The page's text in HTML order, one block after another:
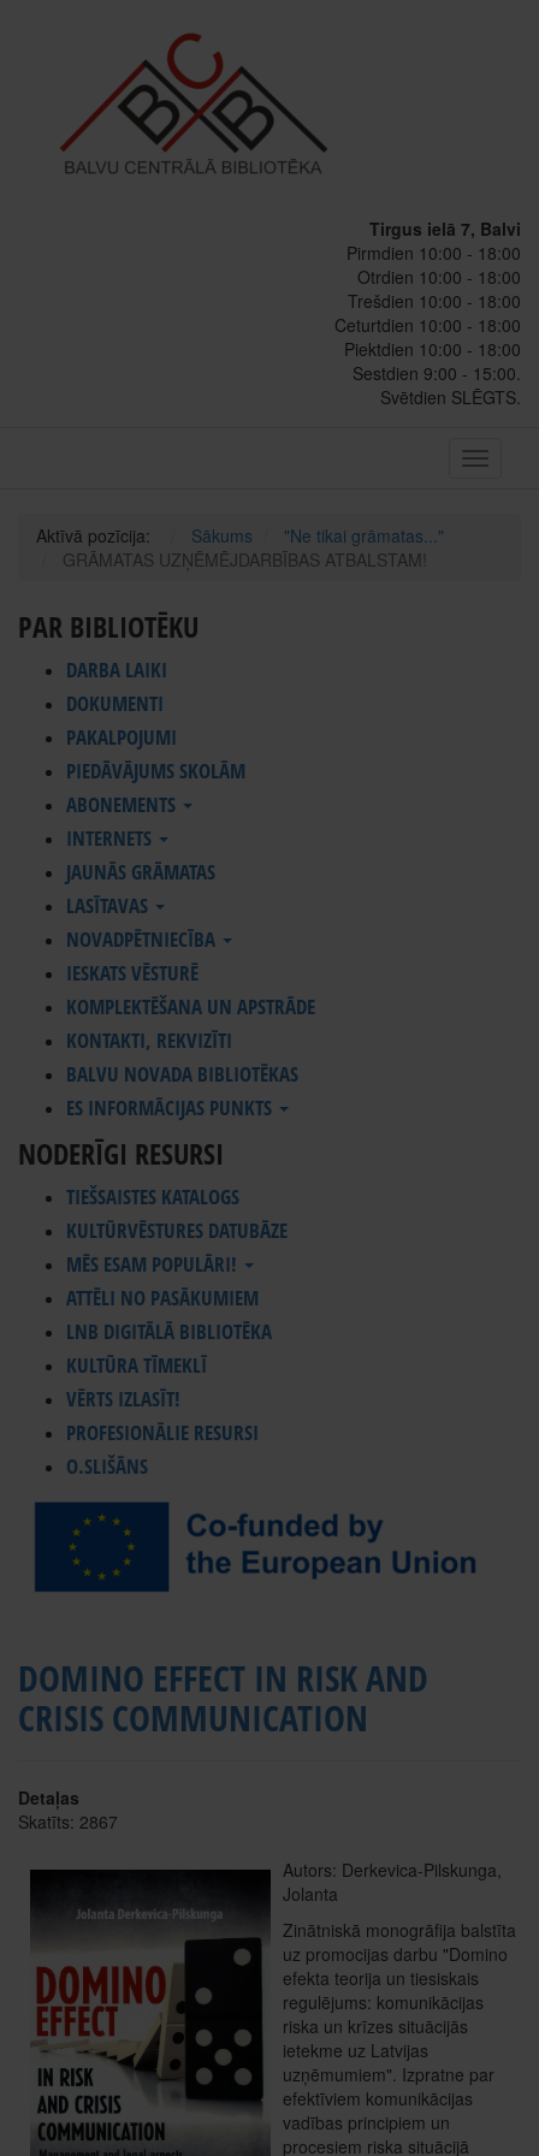
Tirgus ielā 7, Balvi
Pirmdien 10:00 - 18:00
Otrdien 10:00 - 18:00
Trešdien 10:00 - 18:00
Ceturtdien 10:00 - 18:00
Piektdien 10:00 - 18:00
Sestdien 9:00 - 15:00.
Svētdien SLĒGTS.
Toggle
Aktīvā pozīcija: Sākums
"Ne tikai grāmatas..."
GRĀMATAS UZŅĒMĒJDARBĪBAS ATBALSTAM!
PAR BIBLIOTĒKU
DARBA LAIKI
DOKUMENTI
PAKALPOJUMI
PIEDĀVĀJUMS SKOLĀM
ABONEMENTS
INTERNETS
JAUNĀS GRĀMATAS
LASĪTAVAS
NOVADPĒTNIECĪBA
IESKATS VĒSTURĒ
KOMPLEKTĒŠANA UN APSTRĀDE
KONTAKTI, REKVIZĪTI
BALVU NOVADA BIBLIOTĒKAS
ES INFORMĀCIJAS PUNKTS
NODERĪGI RESURSI
TIEŠSAISTES KATALOGS
KULTŪRVĒSTURES DATUBĀZE
MĒS ESAM POPULĀRI!
ATTĒLI NO PASĀKUMIEM
LNB DIGITĀLĀ BIBLIOTĒKA
KULTŪRA TĪMEKLĪ
VĒRTS IZLASĪT!
PROFESIONĀLIE RESURSI
O.SLIŠĀNS
DOMINO EFFECT IN RISK AND
CRISIS COMMUNICATION
Detaļas
Skatīts: 2867
Autors: Derkevica-Pilskunga,
Jolanta
Zinātniskā monogrāfija balstīta
uz promocijas darbu "Domino
efekta teorija un tiesiskais
regulējums: komunikācijas
riska un krīzes situācijās
ietekme uz Latvijas
uzņēmumiem". Izpratne par
efektīviem komunikācijas
vadības principiem un
procesiem riska situācijā